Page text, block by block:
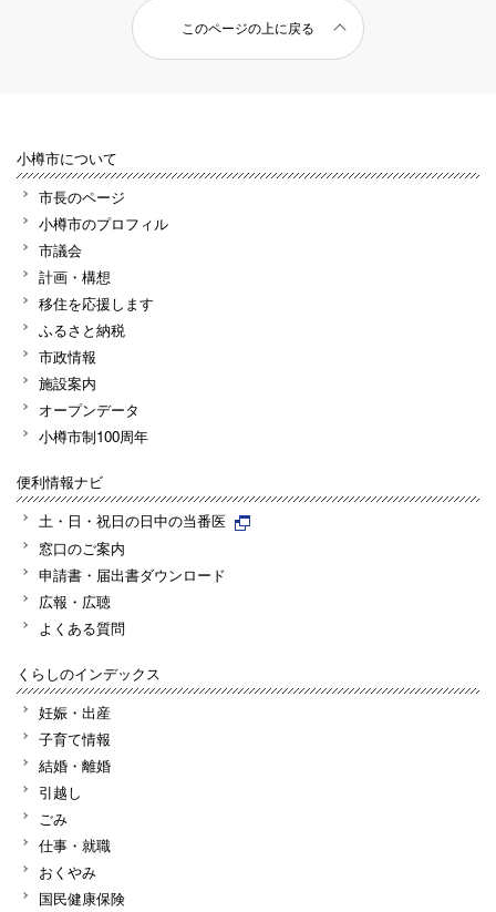
このページの上に戻る
小樽市について
市長のページ
小樽市のプロフィル
市議会
計画・構想
移住を応援します
ふるさと納税
市政情報
施設案内
オープンデータ
小樽市制100周年
便利情報ナビ
土・日・祝日の日中の当番医
窓口のご案内
申請書・届出書ダウンロード
広報・広聴
よくある質問
くらしのインデックス
妊娠・出産
子育て情報
結婚・離婚
引越し
ごみ
仕事・就職
おくやみ
国民健康保険